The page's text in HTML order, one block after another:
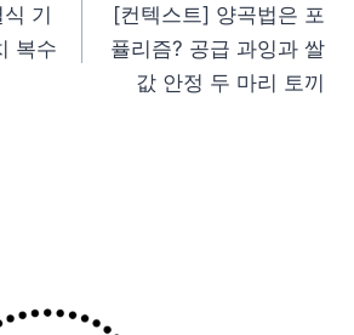
기
복수
[컨텍스트] 양곡법은 포
퓰리즘? 공급 과잉과 쌀
값 안정 두 마리 토끼